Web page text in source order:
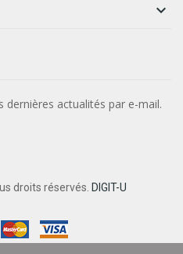

dernières actualités par e-mail.
droits réservés. DIGIT-U